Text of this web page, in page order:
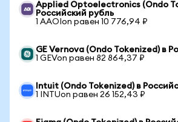
Applied Optoelectronics (Ondo
Российский рубль
1 AAOIon равен 10 776,94 ₽
GE Vernova (Ondo Tokenized) в
1 GEVon равен 82 864,37 ₽
Intuit (Ondo Tokenized) в
1 INTUon равен 26 152,43 ₽